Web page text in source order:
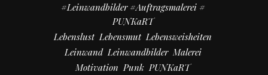
#Leinwandbilder #Auftragsmalerei #
PUNKaRT
Lebenslust Lebensmut Lebensweisheiten
Leinwand Leinwandbilder Malerei
Motivation Punk PUNKaRT